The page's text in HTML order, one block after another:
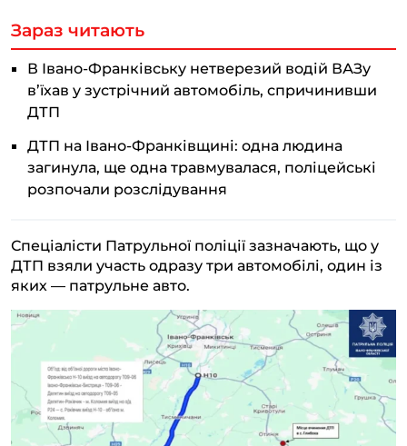
Зараз читають
В Івано-Франківську нетверезий водій ВАЗу
в’їхав у зустрічний автомобіль, спричинивши
ДТП
ДТП на Івано-Франківщині: одна людина
загинула, ще одна травмувалася, поліцейські
розпочали розслідування
Спеціалісти Патрульної поліції зазначають, що у
ДТП взяли участь одразу три автомобілі, один із
яких — патрульне авто.